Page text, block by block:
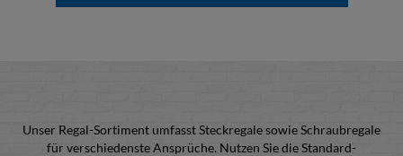
Unser Regal-Sortiment umfasst Steckregale sowie Schraubregale
für verschiedenste Ansprüche. Nutzen Sie die Standard-